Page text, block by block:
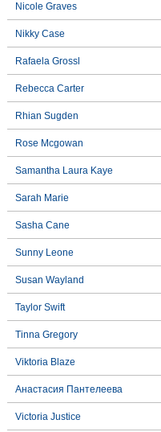
Nicole Graves
Nikky Case
Rafaela Grossl
Rebecca Carter
Rhian Sugden
Rose Mcgowan
Samantha Laura Kaye
Sarah Marie
Sasha Cane
Sunny Leone
Susan Wayland
Taylor Swift
Tinna Gregory
Viktoria Blaze
Анастасия Пантелеева
Victoria Justice